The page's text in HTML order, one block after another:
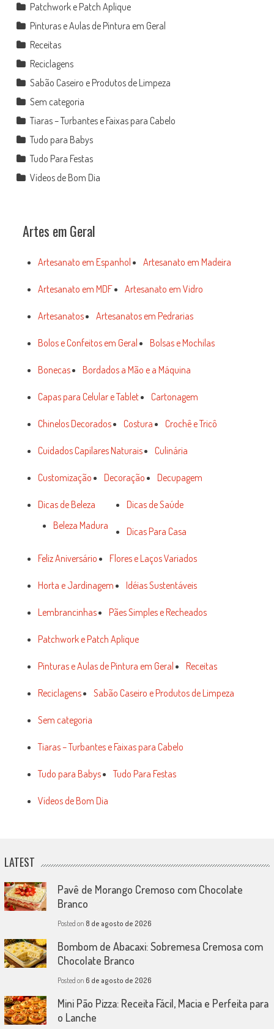
Patchwork e Patch Aplique
Pinturas e Aulas de Pintura em Geral
Receitas
Reciclagens
Sabão Caseiro e Produtos de Limpeza
Sem categoria
Tiaras – Turbantes e Faixas para Cabelo
Tudo para Babys
Tudo Para Festas
Vídeos de Bom Dia
Artes em Geral
Artesanato em Espanhol Artesanato em Madeira
Artesanato em MDF Artesanato em Vidro
Artesanatos Artesanatos em Pedrarias
Bolos e Confeitos em Geral Bolsas e Mochilas
Bonecas Bordados a Mão e a Máquina
Capas para Celular e Tablet Cartonagem
Chinelos Decorados Costura Crochê e Tricô
Cuidados Capilares Naturais Culinária
Customização Decoração Decupagem
Dicas de Beleza
Beleza Madura
Dicas de Saúde
Dicas Para Casa
Feliz Aniversário Flores e Laços Variados
Horta e Jardinagem Idéias Sustentáveis
Lembrancinhas Pães Simples e Recheados
Patchwork e Patch Aplique
Pinturas e Aulas de Pintura em Geral Receitas
Reciclagens Sabão Caseiro e Produtos de Limpeza
Sem categoria
Tiaras – Turbantes e Faixas para Cabelo
Tudo para Babys Tudo Para Festas
Vídeos de Bom Dia
LATEST
Pavê de Morango Cremoso com Chocolate
Branco
Posted on 8 de agosto de 2026
Bombom de Abacaxi: Sobremesa Cremosa com
Chocolate Branco
Posted on 6 de agosto de 2026
Mini Pão Pizza: Receita Fácil, Macia e Perfeita para
o Lanche